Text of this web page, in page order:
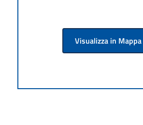
Visualizza in Mappa